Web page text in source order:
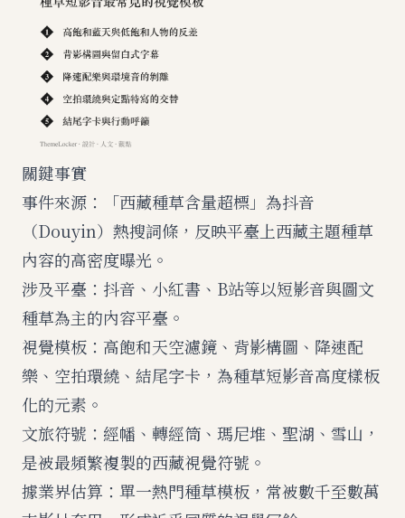
關鍵事實
事件來源：「西藏種草含量超標」為抖音
（Douyin）熱搜詞條，反映平臺上西藏主題種草
內容的高密度曝光。
涉及平臺：抖音、小紅書、B站等以短影音與圖文
種草為主的內容平臺。
視覺模板：高飽和天空濾鏡、背影構圖、降速配
樂、空拍環繞、結尾字卡，為種草短影音高度樣板
化的元素。
文旅符號：經幡、轉經筒、瑪尼堆、聖湖、雪山，
是被最頻繁複製的西藏視覺符號。
據業界估算：單一熱門種草模板，常被數千至數萬